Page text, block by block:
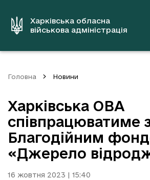
вмістуХарківська обласна
військова адміністрація
Головна Новини
Харківська ОВА
співпрацюватиме
Благодійним
«Джерело
16 жовтня 2023 | 15:40